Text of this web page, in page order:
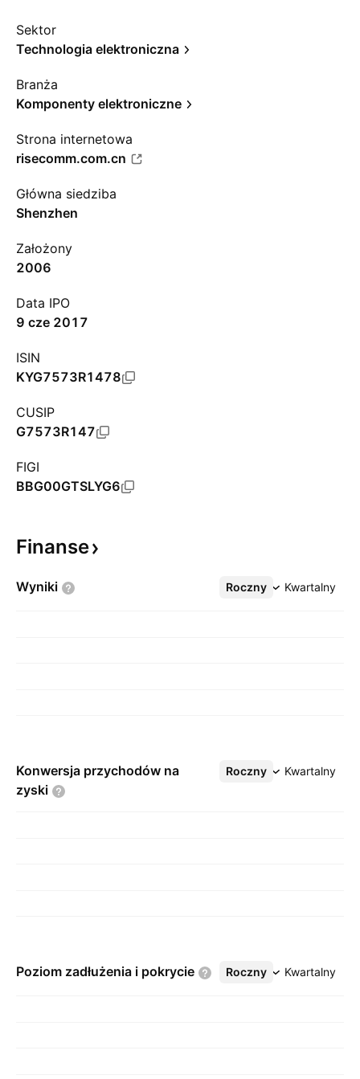
Sektor
Technologia elektroniczna
Branża
Komponenty elektroniczne
Strona internetowa
risecomm.com.cn
Główna siedziba
Shenzhen
Założony
2006
Data IPO
9 cze 2017
ISIN
KYG7573R1478
CUSIP
G7573R147
FIGI
BBG00GTSLYG6
Finanse
Wyniki Roczny Kwartalny
Więcej
Konwersja przychodów na
zyski
Roczny Kwartalny
Więcej
Poziom zadłużenia i pokrycie Roczny Kwartalny
Więcej